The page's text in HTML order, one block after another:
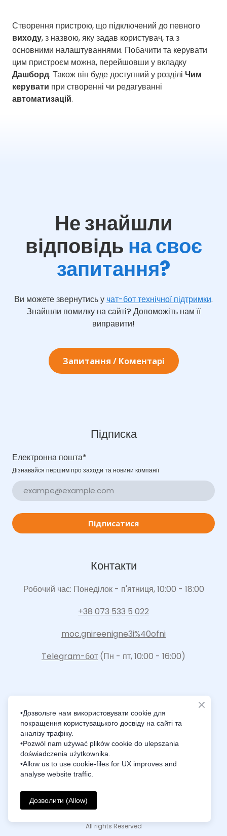
Створення пристрою, що підключений до певного
виходу, з назвою, яку задав користувач, та з
основними налаштуваннями. Побачити та керувати
цим пристроєм можна, перейшовши у вкладку
Дашборд. Також він буде доступний у розділі Чим
керувати при створенні чи редагуванні
автоматизацій.
Не знайшли
відповідь на своє
запитання?
Ви можете звернутись у чат-бот технічної підтримки.
Знайшли помилку на сайті? Допоможіть нам її
виправити!
Запитання / Коментарі
Підписка
Електронна пошта*
Дізнавайся першим про заходи та новини компанії
Підписатися
Контакти
Робочий час: Понеділок - п'ятниця, 10:00 - 18:00
+38 073 533 5 022
moc.gnireenigne3i%40ofni
Telegram-бот (Пн - пт, 10:00 - 16:00)
Intelligence Innovation Integration
Політика конфіденційності
All rights Reserved
•Дозвольте нам використовувати cookie для
покращення користувацького досвіду на сайті та
аналізу трафіку.
•Pozwól nam używać plików cookie do ulepszania
doświadczenia użytkownika.
•Allow us to use cookie-files for UX improves and
analyse website traffic.
Дозволити (Allow)